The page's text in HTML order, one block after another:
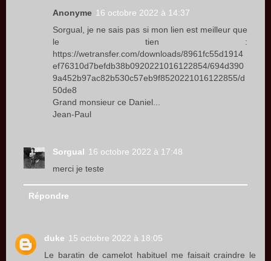
Anonyme 16 octobre 2022 à 14:37
Sorgual, je ne sais pas si mon lien est meilleur que
le tien :
https://wetransfer.com/downloads/8961fc55d1914
ef76310d7befdb38b0920221016122854/694d390
9a452b97ac82b530c57eb9f8520221016122855/d
50de8
Grand monsieur ce Daniel...
Jean-Paul
Sorgual 16 octobre 2022 à 17:48
merci je teste
Répondre
duke 15 octobre 2022 à 18:05
Le baratin de camelot habituel me faisait craindre le